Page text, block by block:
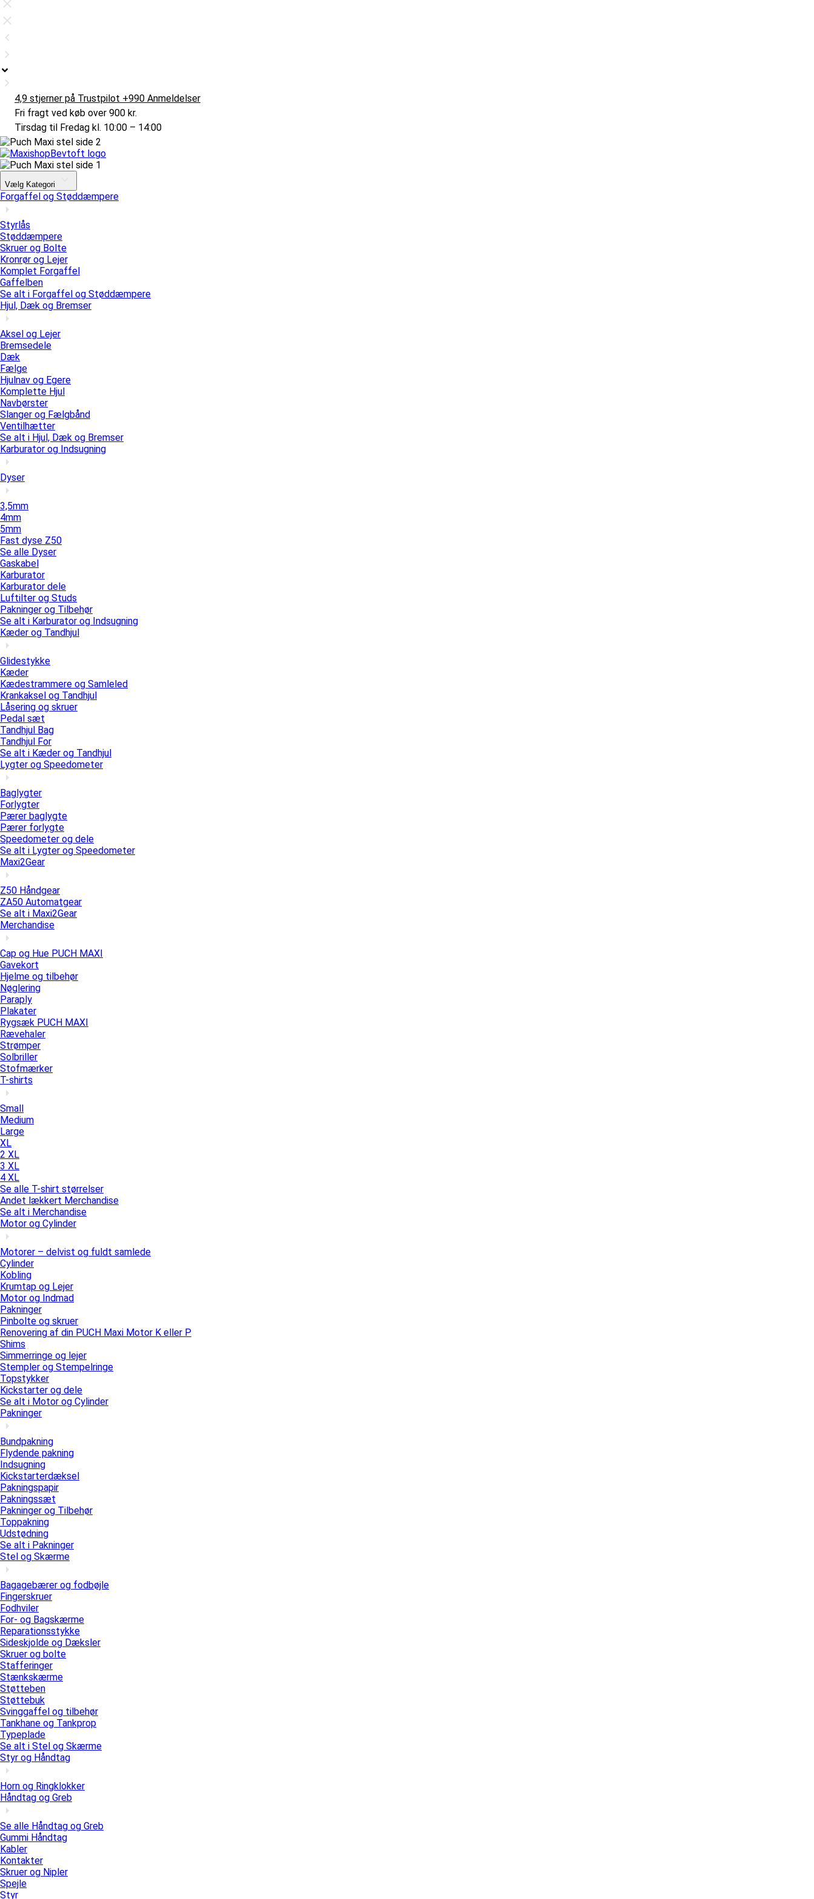
4,9 stjerner på Trustpilot +990 Anmeldelser
Fri fragt ved køb over 900 kr.
Tirsdag til Fredag kl. 10:00 – 14:00
Vælg Kategori
Forgaffel og Støddæmpere
Styrlås
Støddæmpere
Skruer og Bolte
Kronrør og Lejer
Komplet Forgaffel
Gaffelben
Se alt i Forgaffel og Støddæmpere
Hjul, Dæk og Bremser
Aksel og Lejer
Bremsedele
Dæk
Fælge
Hjulnav og Egere
Komplette Hjul
Navbørster
Slanger og Fælgbånd
Ventilhætter
Se alt i Hjul, Dæk og Bremser
Karburator og Indsugning
Dyser
3,5mm
4mm
5mm
Fast dyse Z50
Se alle Dyser
Gaskabel
Karburator
Karburator dele
Luftilter og Studs
Pakninger og Tilbehør
Se alt i Karburator og Indsugning
Kæder og Tandhjul
Glidestykke
Kæder
Kædestrammere og Samleled
Krankaksel og Tandhjul
Låsering og skruer
Pedal sæt
Tandhjul Bag
Tandhjul For
Se alt i Kæder og Tandhjul
Lygter og Speedometer
Baglygter
Forlygter
Pærer baglygte
Pærer forlygte
Speedometer og dele
Se alt i Lygter og Speedometer
Maxi2Gear
Z50 Håndgear
ZA50 Automatgear
Se alt i Maxi2Gear
Merchandise
Cap og Hue PUCH MAXI
Gavekort
Hjelme og tilbehør
Nøglering
Paraply
Plakater
Rygsæk PUCH MAXI
Rævehaler
Strømper
Solbriller
Stofmærker
T-shirts
Small
Medium
Large
XL
2 XL
3 XL
4 XL
Se alle T-shirt størrelser
Andet lækkert Merchandise
Se alt i Merchandise
Motor og Cylinder
Motorer – delvist og fuldt samlede
Cylinder
Kobling
Krumtap og Lejer
Motor og Indmad
Pakninger
Pinbolte og skruer
Renovering af din PUCH Maxi Motor K eller P
Shims
Simmerringe og lejer
Stempler og Stempelringe
Topstykker
Kickstarter og dele
Se alt i Motor og Cylinder
Pakninger
Bundpakning
Flydende pakning
Indsugning
Kickstarterdæksel
Pakningspapir
Pakningssæt
Pakninger og Tilbehør
Toppakning
Udstødning
Se alt i Pakninger
Stel og Skærme
Bagagebærer og fodbøjle
Fingerskruer
Fodhviler
For- og Bagskærme
Reparationsstykke
Sideskjolde og Dæksler
Skruer og bolte
Stafferinger
Stænkskærme
Støtteben
Støttebuk
Svinggaffel og tilbehør
Tankhane og Tankprop
Typeplade
Se alt i Stel og Skærme
Styr og Håndtag
Horn og Ringklokker
Håndtag og Greb
Se alle Håndtag og Greb
Gummi Håndtag
Kabler
Kontakter
Skruer og Nipler
Spejle
Styr